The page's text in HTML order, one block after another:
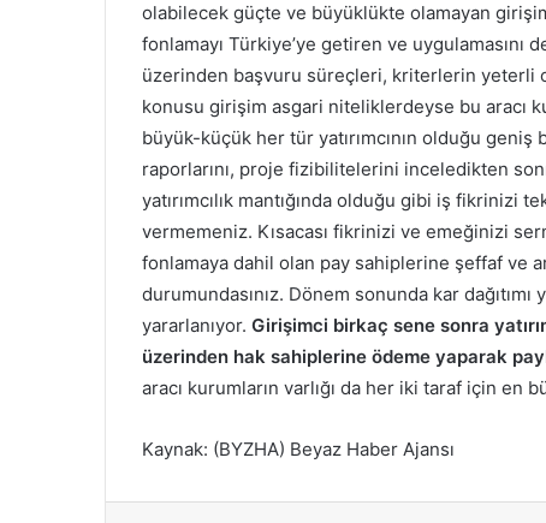
olabilecek güçte ve büyüklükte olamayan
fonlamayı Türkiye’ye getiren ve
üzerinden başvuru süreçleri, kriterlerin yeterli
konusu girişim asgari niteliklerdeyse bu aracı
büyük-küçük her tür yatırımcının olduğu
raporlarını, proje fizibilitelerini inceledikten
yatırımcılık mantığında olduğu gibi iş fikrinizi
vermemeniz. Kısacası fikrinizi ve emeğinizi
fonlamaya dahil olan pay sahiplerine şeffaf ve
durumundasınız. Dönem sonunda kar
yararlanıyor. Girişimci birkaç sene sonra
üzerinden hak sahiplerine ödeme yaparak
aracı kurumların varlığı da her iki taraf için en
Kaynak: (BYZHA) Beyaz Haber Ajansı